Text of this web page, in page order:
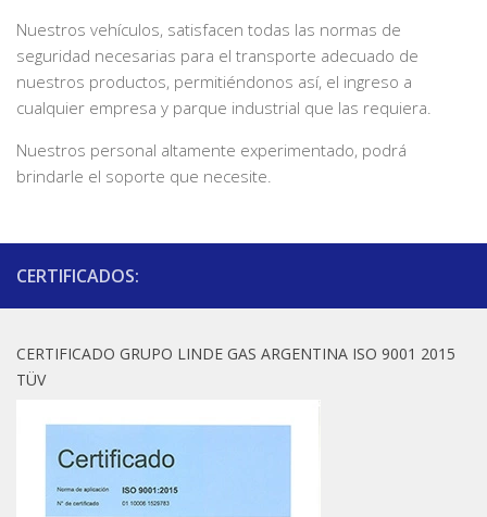
Nuestros vehículos, satisfacen todas las normas de
seguridad necesarias para el transporte adecuado de
nuestros productos, permitiéndonos así, el ingreso a
cualquier empresa y parque industrial que las requiera.
Nuestros personal altamente experimentado, podrá
brindarle el soporte que necesite.
CERTIFICADOS:
CERTIFICADO GRUPO LINDE GAS ARGENTINA ISO 9001 2015
TÜV